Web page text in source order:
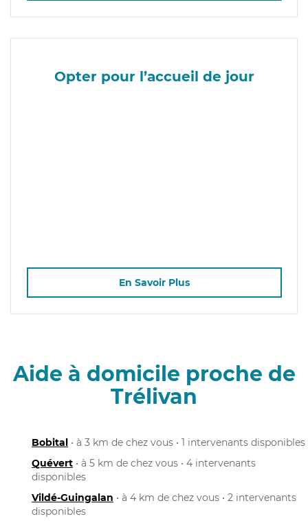
Opter pour l’accueil de jour
En Savoir Plus
Aide à domicile proche de
Trélivan
Bobital • à 3 km de chez vous • 1 intervenants disponibles
Quévert • à 5 km de chez vous • 4 intervenants
disponibles
Vildé-Guingalan • à 4 km de chez vous • 2 intervenants
disponibles